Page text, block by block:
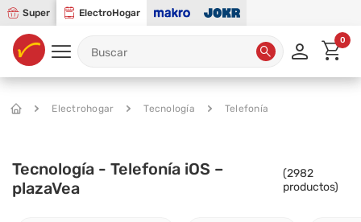
Super ElectroHogar
0
Electrohogar Tecnología Telefonía
Tecnología - Telefonía iOS –
plazaVea
(2982
productos)